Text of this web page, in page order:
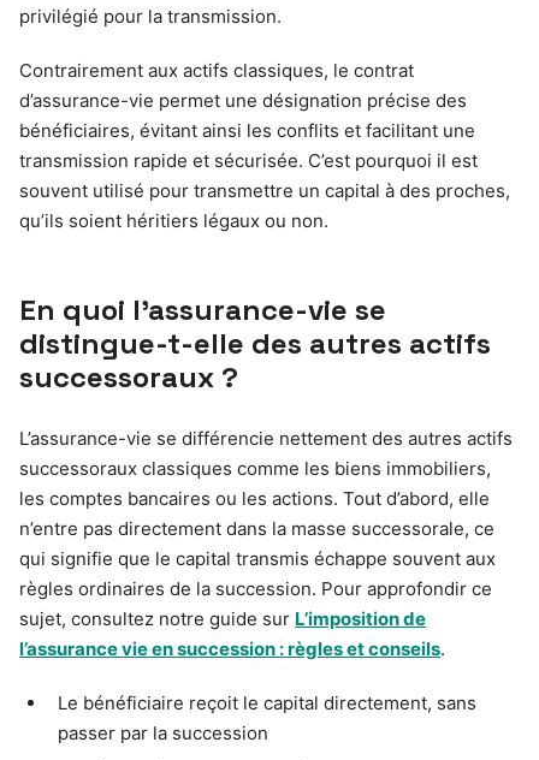
privilégié pour la transmission.
Contrairement aux actifs classiques, le contrat
d’assurance-vie permet une désignation précise des
bénéficiaires, évitant ainsi les conflits et facilitant une
transmission rapide et sécurisée. C’est pourquoi il est
souvent utilisé pour transmettre un capital à des proches,
qu’ils soient héritiers légaux ou non.
En quoi l’assurance-vie se
distingue-t-elle des autres actifs
successoraux ?
L’assurance-vie se différencie nettement des autres actifs
successoraux classiques comme les biens immobiliers,
les comptes bancaires ou les actions. Tout d’abord, elle
n’entre pas directement dans la masse successorale, ce
qui signifie que le capital transmis échappe souvent aux
règles ordinaires de la succession. Pour approfondir ce
sujet, consultez notre guide sur L’imposition de
l’assurance vie en succession : règles et conseils.
Le bénéficiaire reçoit le capital directement, sans
passer par la succession